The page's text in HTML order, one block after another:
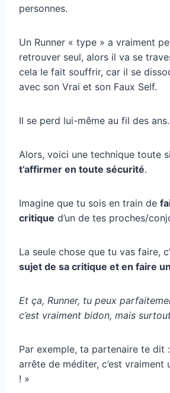
personnes.
Un Runner « type » a vraiment
retrouver seul, alors il va se
cela le fait souffrir, car il se
avec son Vrai et son Faux Self.
Il se perd lui-même au fil des ans.
Alors, voici une technique toute
t’affirmer en toute sécurité.
Imagine que tu sois en train de
critique d’un de tes proches/
La seule chose que tu vas faire,
sujet de sa critique et en faire
Et ça, Runner, tu peux
c’est vraiment bidon, mais
Par exemple, ta partenaire te dit
arrête de méditer, c’est vraiment
! »